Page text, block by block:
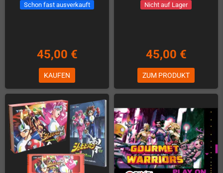
Schon fast ausverkauft
45,00 €
KAUFEN
Nicht auf Lager
45,00 €
ZUM PRODUKT